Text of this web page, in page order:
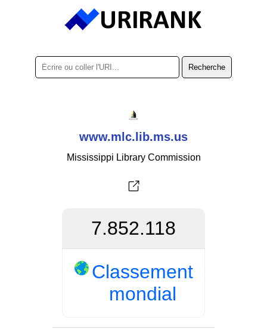
www.mlc.lib.ms.us
Mississippi Library Commission
7.852.118
Classement
mondial